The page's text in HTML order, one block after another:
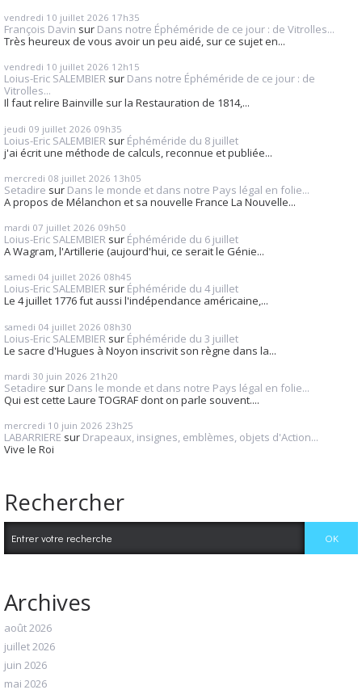
vendredi 10 juillet 2026 17h35
François Davin sur Dans notre Éphéméride de ce jour : de Vitrolles...
Très heureux de vous avoir un peu aidé, sur ce sujet en...
vendredi 10 juillet 2026 12h15
Loius-Eric SALEMBIER sur Dans notre Éphéméride de ce jour : de
Vitrolles...
Il faut relire Bainville sur la Restauration de 1814,...
jeudi 09 juillet 2026 09h35
Loius-Eric SALEMBIER sur Éphéméride du 8 juillet
j'ai écrit une méthode de calculs, reconnue et publiée...
mercredi 08 juillet 2026 13h05
Setadire sur Dans le monde et dans notre Pays légal en folie...
A propos de Mélanchon et sa nouvelle France La Nouvelle...
mardi 07 juillet 2026 09h50
Loius-Eric SALEMBIER sur Éphéméride du 6 juillet
A Wagram, l'Artillerie (aujourd'hui, ce serait le Génie...
samedi 04 juillet 2026 08h45
Loius-Eric SALEMBIER sur Éphéméride du 4 juillet
Le 4 juillet 1776 fut aussi l'indépendance américaine,...
samedi 04 juillet 2026 08h30
Loius-Eric SALEMBIER sur Éphéméride du 3 juillet
Le sacre d'Hugues à Noyon inscrivit son règne dans la...
mardi 30 juin 2026 21h20
Setadire sur Dans le monde et dans notre Pays légal en folie...
Qui est cette Laure TOGRAF dont on parle souvent....
mercredi 10 juin 2026 23h25
LABARRIERE sur Drapeaux, insignes, emblèmes, objets d'Action...
Vive le Roi
Rechercher
Archives
août 2026
juillet 2026
juin 2026
mai 2026